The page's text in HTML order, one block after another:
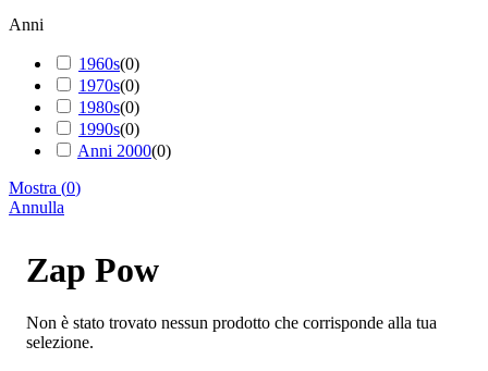
Zap Pow
Non è stato trovato nessun prodotto che corrisponde alla tua
selezione.
Anni
1960s(0)
1970s(0)
1980s(0)
1990s(0)
Anni 2000(0)
Mostra (0)
Annulla